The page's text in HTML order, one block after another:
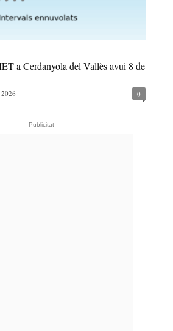
a Cerdanyola del Vallès avui 8 de
0
- Publicitat -